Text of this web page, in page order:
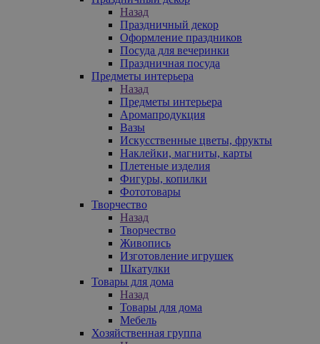
Назад
Праздничный декор
Оформление праздников
Посуда для вечеринки
Праздничная посуда
Предметы интерьера
Назад
Предметы интерьера
Аромапродукция
Вазы
Искусственные цветы, фрукты
Наклейки, магниты, карты
Плетеные изделия
Фигуры, копилки
Фототовары
Творчество
Назад
Творчество
Живопись
Изготовление игрушек
Шкатулки
Товары для дома
Назад
Товары для дома
Мебель
Хозяйственная группа